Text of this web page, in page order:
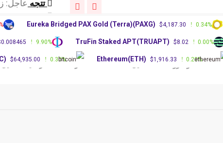
تتجهقد تجبر
تتجه
انخفض
عاجل:
تتجه قد تجبر
تتجهانخفض
دليل العملات تحليل
Eureka Bridged PAX Gold (Terra)(PAXG) $4,187.30 0.34%
$0.008465 9.90% TruFin Staked APT(TRUAPT) $8.02 0.00%
$64,935.00 0.30% Ethereum(ETH) $1,916.33 0.20%